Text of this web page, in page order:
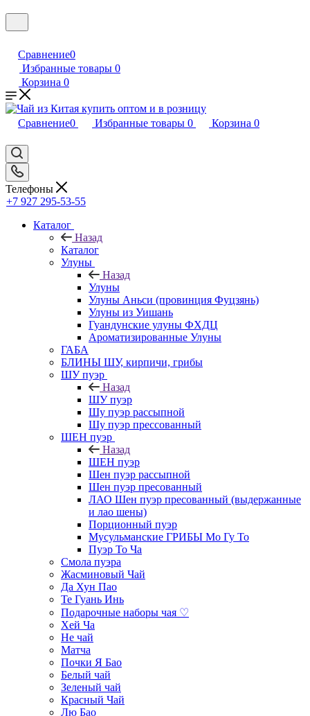
Сравнение0
Избранные товары 0
Корзина 0
Сравнение0 Избранные товары 0 Корзина 0
Телефоны
+7 927 295-53-55
Каталог
Назад
Каталог
Улуны
Назад
Улуны
Улуны Аньси (провинция Фуцзянь)
Улуны из Уишань
Гуандунские улуны ФХДЦ
Ароматизированные Улуны
ГАБА
БЛИНЫ ШУ, кирпичи, грибы
ШУ пуэр
Назад
ШУ пуэр
Шу пуэр рассыпной
Шу пуэр прессованный
ШЕН пуэр
Назад
ШЕН пуэр
Шен пуэр рассыпной
Шен пуэр пресованный
ЛАО Шен пуэр пресованный (выдержанные
и лао шены)
Порционный пуэр
Мусульманские ГРИБЫ Мо Гу То
Пуэр То Ча
Смола пуэра
Жасминовый Чай
Да Хун Пао
Те Гуань Инь
Подарочные наборы чая ♡
Хей Ча
Не чай
Матча
Почки Я Бао
Белый чай
Зеленый чай
Красный Чай
Лю Бао